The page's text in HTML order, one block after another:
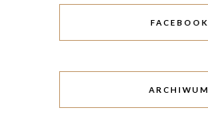
FACEBOOK
ARCHIWUM